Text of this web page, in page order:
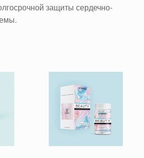
защиты сердечно-